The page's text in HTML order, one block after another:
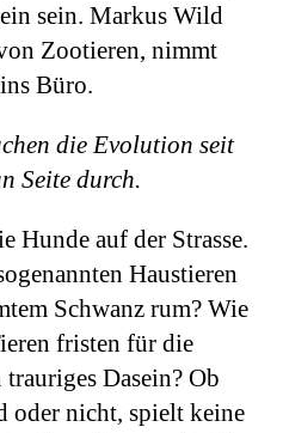
sein. Markus Wild
Zootieren, nimmt
Büro.
die Evolution seit
Seite durch.
Hunde auf der Strasse.
Haustieren
Schwanz rum? Wie
fristen für die
Dasein? Ob
oder nicht, spielt keine